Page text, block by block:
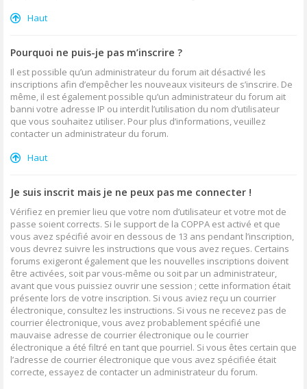
Haut
Pourquoi ne puis-je pas m’inscrire ?
Il est possible qu’un administrateur du forum ait désactivé les
inscriptions afin d’empêcher les nouveaux visiteurs de s’inscrire. De
même, il est également possible qu’un administrateur du forum ait
banni votre adresse IP ou interdit l’utilisation du nom d’utilisateur
que vous souhaitez utiliser. Pour plus d’informations, veuillez
contacter un administrateur du forum.
Haut
Je suis inscrit mais je ne peux pas me connecter !
Vérifiez en premier lieu que votre nom d’utilisateur et votre mot de
passe soient corrects. Si le support de la COPPA est activé et que
vous avez spécifié avoir en dessous de 13 ans pendant l’inscription,
vous devrez suivre les instructions que vous avez reçues. Certains
forums exigeront également que les nouvelles inscriptions doivent
être activées, soit par vous-même ou soit par un administrateur,
avant que vous puissiez ouvrir une session ; cette information était
présente lors de votre inscription. Si vous aviez reçu un courrier
électronique, consultez les instructions. Si vous ne recevez pas de
courrier électronique, vous avez probablement spécifié une
mauvaise adresse de courrier électronique ou le courrier
électronique a été filtré en tant que pourriel. Si vous êtes certain que
l’adresse de courrier électronique que vous avez spécifiée était
correcte, essayez de contacter un administrateur du forum.